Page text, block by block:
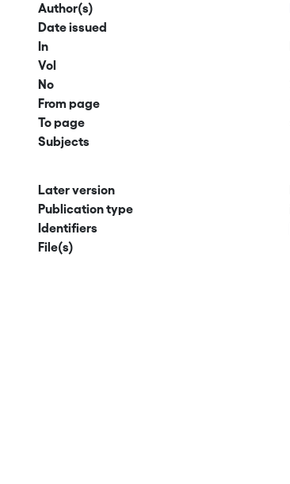
Author(s)
Date issued
In
Vol
No
From page
To page
Subjects
Later version
Publication type
Identifiers
File(s)